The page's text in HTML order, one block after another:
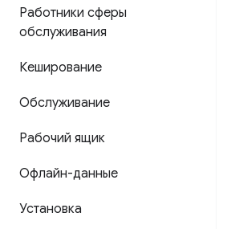
Работники сферы
обслуживания
Кеширование
Обслуживание
Рабочий ящик
Офлайн-данные
Установка